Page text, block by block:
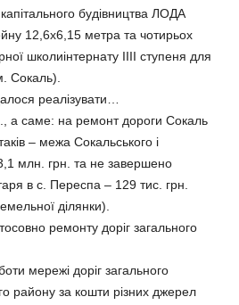
будівництва ЛОДА
12,6х6,15 метра та чотирьох
школиінтернату IIII ступеня для
Сокаль).
реалізувати…
а саме: на ремонт дороги Сокаль
– межа Сокальського і
млн. грн. та не завершено
в с. Переспа – 129 тис. грн.
ділянки).
ремонту доріг загального
мережі доріг загального
району за кошти різних джерел